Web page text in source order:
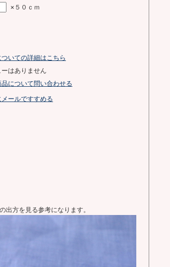
×５０ｃｍ
いての詳細はこちら
ーはありません
品について問い合わせる
ールですすめる
出方を見る参考になります。